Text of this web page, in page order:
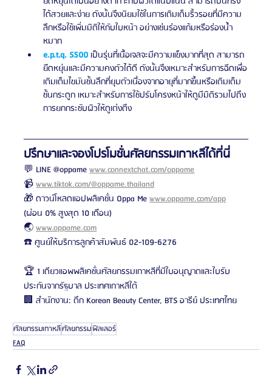
ได้สวยและง่าย ดังนั้นจึงนิยมใช้ในการเติมเต็มริ้วรอยที่มีความ
ลึกหรือใช้เพิ่มมิติให้กับใบหน้า อย่างเช่นร่องแก้มหรือร่องน้ำ
หมาก
e.p.t.q. S500 เป็นรุ่นที่เนื้อเจลจะมีความแข็งมากที่สุด สามารถ
ยืดหยุ่นและมีความคงตัวได้ดี ดังนั้นจึงเหมาะสำหรับการฉีดเพื่อ
เติมเต็มไขมันชั้นลึกที่ยุบตัวเนื่องจากอายุที่มากขึ้นหรือเติมเต็ม
ชั้นกระดูก เหมาะสำหรับการใช้ปรับโครงหน้าให้ดูมีมิติรวมไปถึง
การยกกระชับผิวให้ดูเต่งตึง
ปรึกษาและจองโปรโมชั่นศัลยกรรมเกาหลีได้ที่นี่
💬 LINE @oppame www.connextchat.com/oppame
📹 www.tiktok.com/@oppame.thailand
🎁 ดาวน์โหลดแอปพลิเคชั่น Oppa Me www.oppame.com/app
(ผ่อน 0% สูงสุด 10 เดือน)
🌏 www.oppame.com
☎️ ศูนย์ให้บริการลูกค้าสัมพันธ์ 02-109-6276
🏆 1 เดียวแอพพลิเคชั่นศัลยกรรมเกาหลีที่มีใบอนุญาตและใบรับ
ประกันจากรัฐบาล ประเทศเกาหลีใต้
🏢 สำนักงาน: ตึก Korean Beauty Center, BTS อารีย์ ประเทศไทย
ศัลยกรรมเกาหลีศัลยกรรมฟิลเลอร์
FAQ